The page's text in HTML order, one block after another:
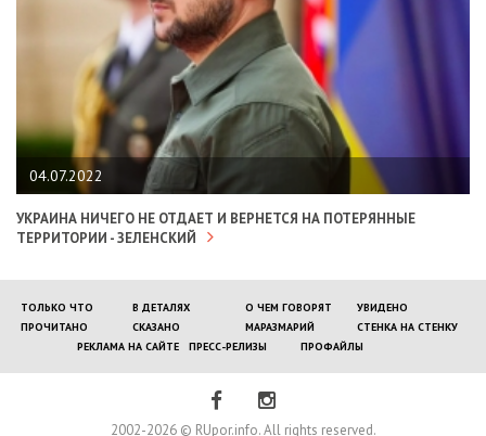
04.07.2022
УКРАИНА НИЧЕГО НЕ ОТДАЕТ И ВЕРНЕТСЯ НА ПОТЕРЯННЫЕ
ТЕРРИТОРИИ - ЗЕЛЕНСКИЙ
ТОЛЬКО ЧТО В ДЕТАЛЯХ О ЧЕМ ГОВОРЯТ
УВИДЕНО
ПРОЧИТАНО
СКАЗАНО МАРАЗМАРИЙ
СТЕНКА НА СТЕНКУ
РЕКЛАМА НА САЙТЕ
ПРЕСС-РЕЛИЗЫ ПРОФАЙЛЫ
2002-2026 © RUpor.info. All rights reserved.